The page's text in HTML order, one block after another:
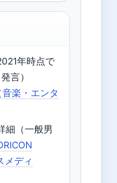
年時点で
言）
楽・エンタ
細（一般男
メディ